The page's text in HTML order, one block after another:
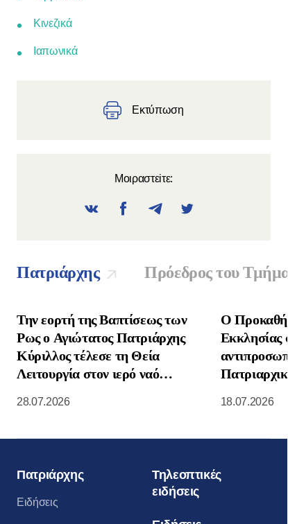
Κινεζικά
Ιαπωνικά
Εκτύπωση
Μοιραστεiτε:
Πατριάρχης Πρόεδρος του
Την εορτή της Βαπτίσεως των
Ρως ο Αγιώτατος Πατριάρχης
Κύριλλος τέλεσε τη Θεία
Λειτουργία στον ιερό ναό
Κρεμλίνο της Μόσχας
28.07.2026
Ο
Εκκλησίας
18.07.2026
Πατριάρχης
Ειδήσεις
Τηλεοπτικές
ειδήσεις